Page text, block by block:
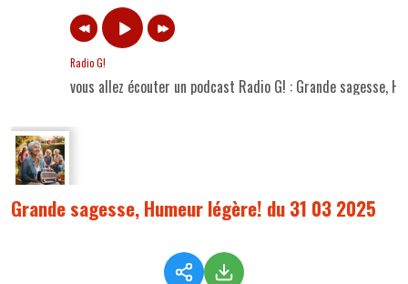
Radio G!
vous allez écouter un podcast Radio G! : Grande sagesse,
Grande sagesse, Humeur légère! du 31 03 2025